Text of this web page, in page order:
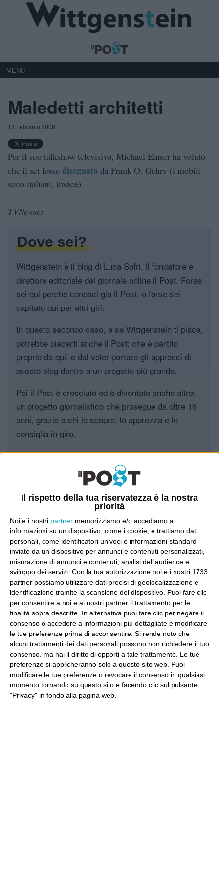
Il rispetto della tua riservatezza è la nostra
priorità
Noi e i nostri partner memorizziamo e/o accediamo a
informazioni su un dispositivo, come i cookie, e trattiamo dati
personali, come identificatori univoci e informazioni standard
inviate da un dispositivo per annunci e contenuti personalizzati,
misurazione di annunci e contenuti, analisi dell'audience e
sviluppo dei servizi. Con la tua autorizzazione noi e i nostri 1733
partner possiamo utilizzare dati precisi di geolocalizzazione e
identificazione tramite la scansione del dispositivo. Puoi fare clic
per consentire a noi e ai nostri partner il trattamento per le
finalità sopra descritte. In alternativa puoi fare clic per negare il
consenso o accedere a informazioni più dettagliate e modificare
le tue preferenze prima di acconsentire. Si rende noto che
alcuni trattamenti dei dati personali possono non richiedere il tuo
consenso, ma hai il diritto di opporti a tale trattamento. Le tue
preferenze si applicheranno solo a questo sito web. Puoi
modificare le tue preferenze o revocare il consenso in qualsiasi
momento tornando su questo sito e facendo clic sul pulsante
"Privacy" in fondo alla pagina web.
MENU
Maledetti architetti
13 Febbraio 2006
Per il suo talkshow televisivo, Michael Einser ha voluto
che il set fosse disegnato da Frank O. Gehry (i mobili
sono italiani, invece)
TVNewser
Dove sei?
Wittgenstein è il blog di Luca Sofri, il fondatore e
direttore editoriale del giornale online il Post. Forse
sei qui perché conosci già il Post, o forse sei
capitato qui per altri giri.
In questo secondo caso, e se Wittgenstein ti piace,
potrebbe piacerti anche il Post: che è partito
proprio da qui, e dal voler portare gli approcci di
questo blog dentro a un progetto più grande.
Poi il Post è cresciuto ed è diventato anche altro:
un progetto giornalistico che prosegue da oltre 16
anni, grazie a chi lo scopre, lo apprezza e lo
consiglia in giro.
Leggi il Post, magari ti piace
Luca Sofri Wittgenstein
POST PRECEDENTE
Seguire attentamente le
avvertenze
E per i regali di Natale